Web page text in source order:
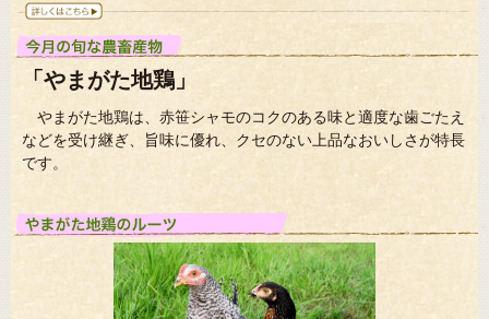
「やまがた地鶏」
やまがた地鶏は、赤笹シャモのコクのある味と適度な歯ごたえ
などを受け継ぎ、旨味に優れ、クセのない上品なおいしさが特長
です。